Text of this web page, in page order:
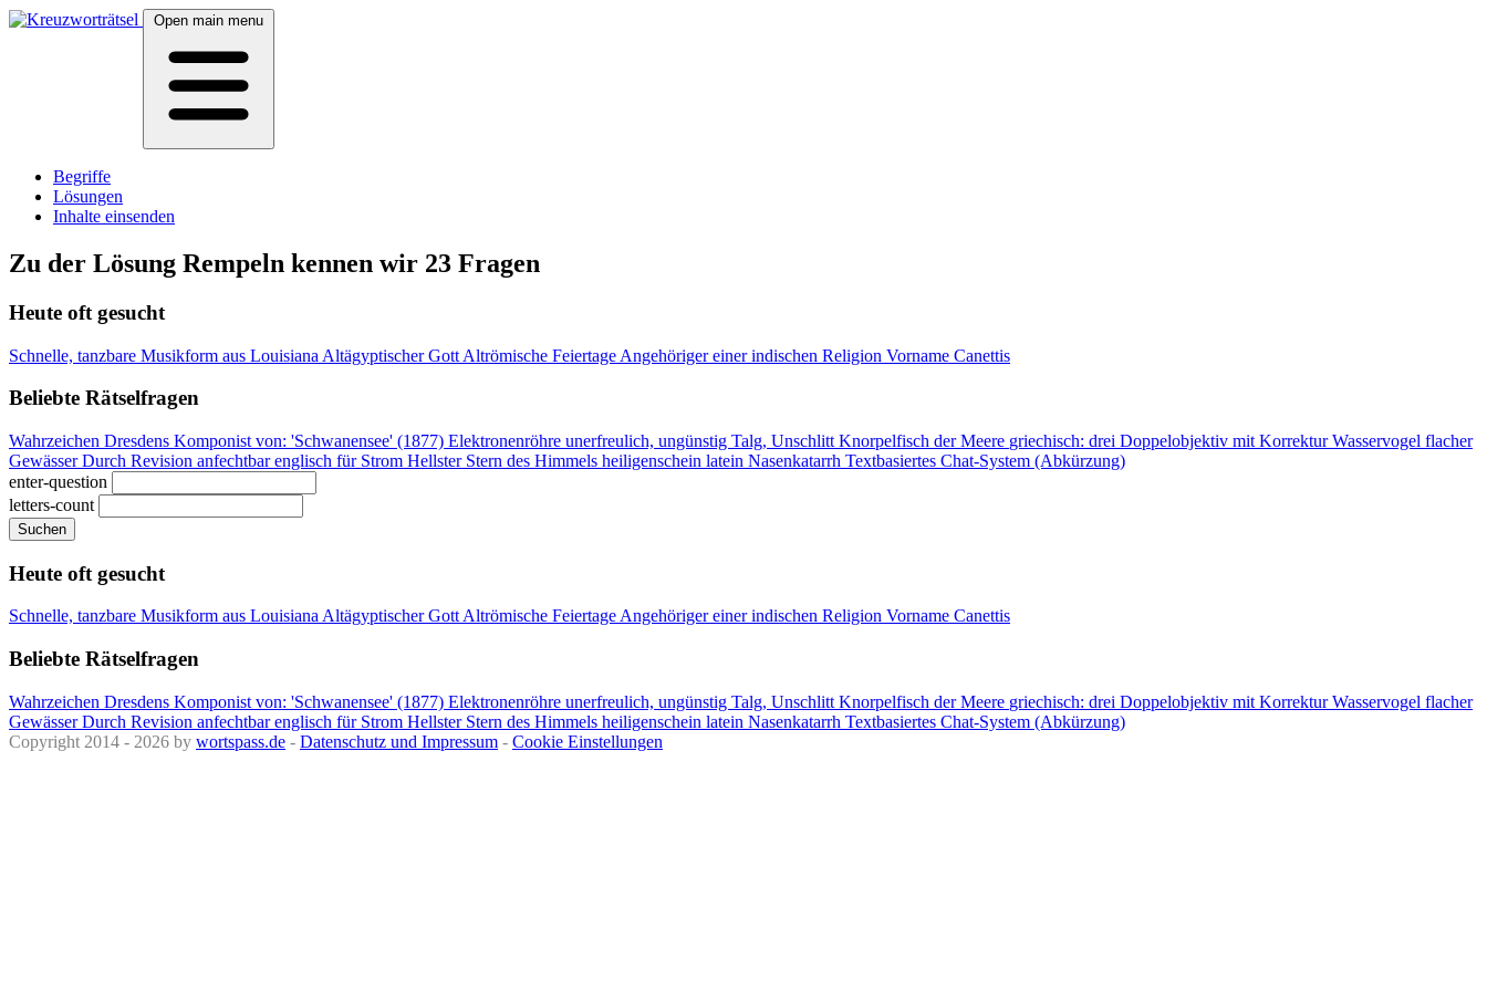
Open main menu
Begriffe
Lösungen
Inhalte einsenden
Zu der Lösung Rempeln kennen wir 23 Fragen
Heute oft gesucht
Schnelle, tanzbare Musikform aus Louisiana Altägyptischer Gott Altrömische Feiertage Angehöriger einer indischen Religion Vorname Canettis
Beliebte Rätselfragen
Wahrzeichen Dresdens Komponist von: 'Schwanensee' (1877) Elektronenröhre unerfreulich, ungünstig Talg, Unschlitt Knorpelfisch der Meere griechisch: drei Doppelobjektiv mit KorrekturWasservogel flacher
GewässerDurch Revision anfechtbarenglisch für Strom Hellster Stern des Himmels heiligenschein latein Nasenkatarrh Textbasiertes Chat-System (Abkürzung)
enter-question
letters-count
Suchen
Heute oft gesucht
Schnelle, tanzbare Musikform aus LouisianaAltägyptischer GottAltrömische FeiertageAngehöriger einer indischen Religion Vorname Canettis
Beliebte Rätselfragen
Wahrzeichen Dresdens Komponist von: 'Schwanensee' (1877) Elektronenröhre unerfreulich, ungünstig Talg, Unschlitt Knorpelfisch der Meere griechisch: drei Doppelobjektiv mit KorrekturWasservogel flacher
GewässerDurch Revision anfechtbarenglisch für Strom Hellster Stern des Himmels heiligenschein latein Nasenkatarrh Textbasiertes Chat-System (Abkürzung)
Copyright 2014 - 2026 by wortspass.de - Datenschutz und Impressum - Cookie Einstellungen